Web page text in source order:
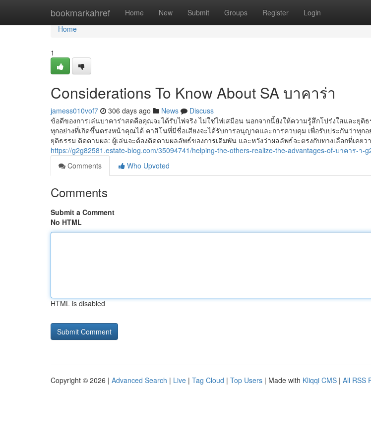
bookmarkahref Home New Submit Groups Register Login
Home
Home
1
Considerations To Know About SA บาคาร่า
jamess010vof7 306 days ago News
Discuss
ข้อดีของการเล่นบาคาร่าสดคือคุณจะได้รับไพ่จริง ไม่ใช่ไพ่เสมือน นอกจากนี้ยังให้ความรู้สึกโปร่งใสและยุติ
ทุกอย่างที่เกิดขึ้นตรงหน้าคุณได้ คาสิโนที่มีชื่อเสียงจะได้รับการอนุญาตและการควบคุม เพื่อรับประกันว่าทุกอ
ยุติธรรม ติดตามผล: ผู้เล่นจะต้องติดตามผลลัพธ์ของการเดิมพัน และหวังว่าผลลัพธ์จะตรงกับทางเลือกที่เคยว
https://g2g82581.estate-blog.com/35094741/helping-the-others-realize-the-advantages-of-บาคาร-า-
Comments
Who Upvoted
Comments
Submit a Comment
No HTML
HTML is disabled
Copyright © 2026 | Advanced Search | Live | Tag Cloud | Top Users | Made with Kliqqi CMS | All RSS